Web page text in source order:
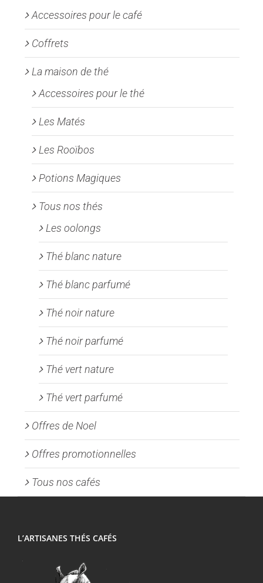
Accessoires pour le café
Coffrets
La maison de thé
Accessoires pour le thé
Les Matés
Les Rooïbos
Potions Magiques
Tous nos thés
Les oolongs
Thé blanc nature
Thé blanc parfumé
Thé noir nature
Thé noir parfumé
Thé vert nature
Thé vert parfumé
Offres de Noel
Offres promotionnelles
Tous nos cafés
L’ARTISANES THÉS CAFÉS